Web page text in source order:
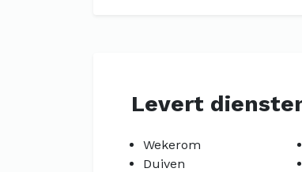
Levert
Wekerom
Duiven